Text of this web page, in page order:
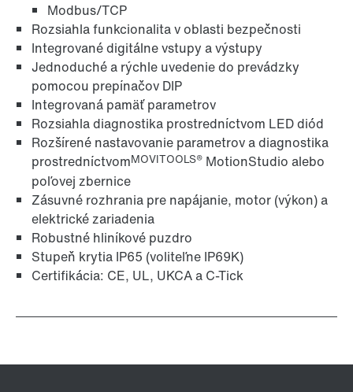
Modbus/TCP
Rozsiahla funkcionalita v oblasti bezpečnosti
Integrované digitálne vstupy a výstupy
Jednoduché a rýchle uvedenie do prevádzky
pomocou prepínačov DIP
Integrovaná pamäť parametrov
Rozsiahla diagnostika prostredníctvom LED diód
Rozšírené nastavovanie parametrov a diagnostika
prostredníctvomMOVITOOLS® MotionStudio alebo
poľovej zbernice
Zásuvné rozhrania pre napájanie, motor (výkon) a
elektrické zariadenia
Robustné hliníkové puzdro
Stupeň krytia IP65 (voliteľne IP69K)
Certifikácia: CE, UL, UKCA a C-Tick